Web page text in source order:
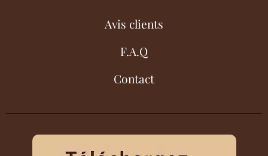
Avis clients
F.A.Q
Contact